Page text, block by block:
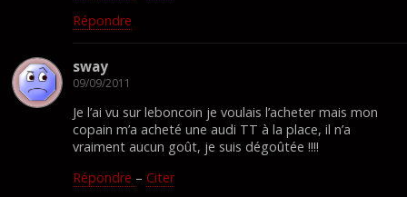
Répondre
sway
09/09/2011
Je l’ai vu sur leboncoin je voulais l’acheter mais mon
copain m’a acheté une audi TT à la place, il n’a
vraiment aucun goût, je suis dégoûtée !!!!
Répondre – Citer